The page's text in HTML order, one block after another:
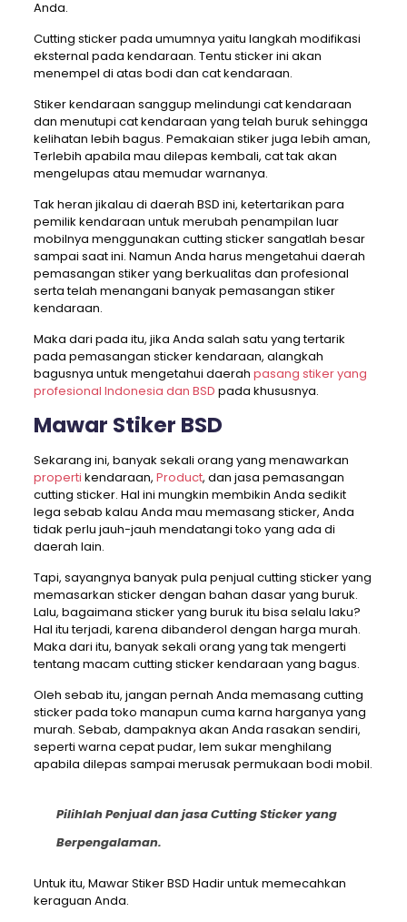
Anda.
Cutting sticker pada umumnya yaitu langkah modifikasi
eksternal pada kendaraan. Tentu sticker ini akan
menempel di atas bodi dan cat kendaraan.
Stiker kendaraan sanggup melindungi cat kendaraan
dan menutupi cat kendaraan yang telah buruk sehingga
kelihatan lebih bagus. Pemakaian stiker juga lebih aman,
Terlebih apabila mau dilepas kembali, cat tak akan
mengelupas atau memudar warnanya.
Tak heran jikalau di daerah BSD ini, ketertarikan para
pemilik kendaraan untuk merubah penampilan luar
mobilnya menggunakan cutting sticker sangatlah besar
sampai saat ini. Namun Anda harus mengetahui daerah
pemasangan stiker yang berkualitas dan profesional
serta telah menangani banyak pemasangan stiker
kendaraan.
Maka dari pada itu, jika Anda salah satu yang tertarik
pada pemasangan sticker kendaraan, alangkah
bagusnya untuk mengetahui daerah pasang stiker yang
profesional Indonesia dan BSD pada khususnya.
Mawar Stiker BSD
Sekarang ini, banyak sekali orang yang menawarkan
properti kendaraan, Product, dan jasa pemasangan
cutting sticker. Hal ini mungkin membikin Anda sedikit
lega sebab kalau Anda mau memasang sticker, Anda
tidak perlu jauh-jauh mendatangi toko yang ada di
daerah lain.
Tapi, sayangnya banyak pula penjual cutting sticker yang
memasarkan sticker dengan bahan dasar yang buruk.
Lalu, bagaimana sticker yang buruk itu bisa selalu laku?
Hal itu terjadi, karena dibanderol dengan harga murah.
Maka dari itu, banyak sekali orang yang tak mengerti
tentang macam cutting sticker kendaraan yang bagus.
Oleh sebab itu, jangan pernah Anda memasang cutting
sticker pada toko manapun cuma karna harganya yang
murah. Sebab, dampaknya akan Anda rasakan sendiri,
seperti warna cepat pudar, lem sukar menghilang
apabila dilepas sampai merusak permukaan bodi mobil.
Pilihlah Penjual dan jasa Cutting Sticker yang
Berpengalaman.
Untuk itu, Mawar Stiker BSD Hadir untuk memecahkan
keraguan Anda.